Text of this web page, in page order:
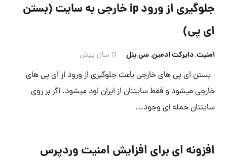
جلوگیری از ورود ip خارجی به سایت (بستن
ای پی)
امنیت,دایرکت ادمین,سی پنل 11 سال پیش
بستن ای پی های خارجی باعث جلوگیری از ورود از ای پی های
خارجی میشود و فقط سایتتان از ایران لود میشود. اگر بر روی
سایتتان حمله ای وجود…
افزونه ای برای افزایش امنیت وردپرس